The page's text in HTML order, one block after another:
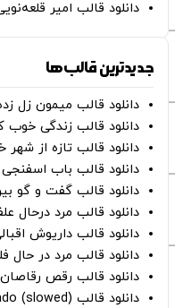
دانلود قالب امیر
جدیدترین قالب‌ها
دانلود قالب میمون زل
دانلود قالب زندگی خوب
دانلود قالب تازه از شهر
دانلود قالب باب
دانلود قالب گفت و گو
دانلود قالب مرد درحال
دانلود قالب داریوش
دانلود قالب مرد در حال
دانلود قالب رقص
دانلود قالب Montagem Chateado (slowed)